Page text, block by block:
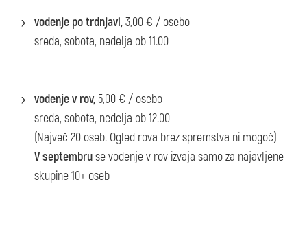
vodenje po trdnjavi,3,00 € / osebo
sreda, sobota, nedelja ob 11.00
vodenje v rov, 5,00 € / osebo
sreda, sobota, nedelja ob 12.00
(Največ 20 oseb. Ogled rova brez spremstva ni mogoč)
V septembruse vodenje v rov izvaja samo za najavljene
skupine 10+ oseb